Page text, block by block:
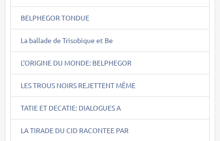
BELPHEGOR TONDUE
La ballade de Trisobique et Be
L'ORIGINE DU MONDE: BELPHEGOR
LES TROUS NOIRS REJETTENT MÊME
TATIE ET DECATIE: DIALOGUES A
LA TIRADE DU CID RACONTEE PAR